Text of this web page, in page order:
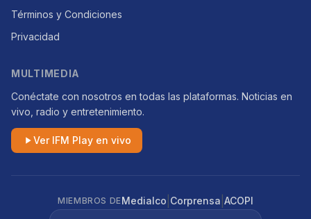
Términos y Condiciones
Privacidad
MULTIMEDIA
Conéctate con nosotros en todas las plataformas. Noticias en
vivo, radio y entretenimiento.
Ver IFM Play en vivo
MIEMBROS DEMedialco Corprensa ACOPI